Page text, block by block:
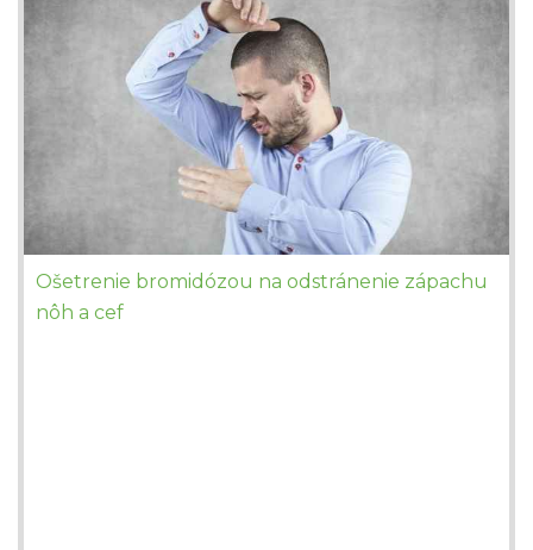
Ošetrenie bromidózou na odstránenie zápachu
nôh a cef